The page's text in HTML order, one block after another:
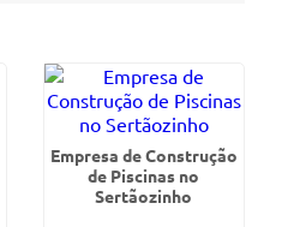
Empresa de Construção
de Piscinas no
Sertãozinho